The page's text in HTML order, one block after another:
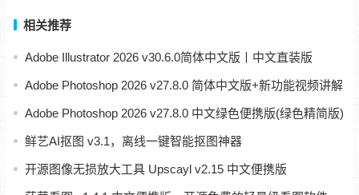
相关推荐
Adobe Illustrator 2026 v30.6.0简体中文版丨中文直装版
Adobe Photoshop 2026 v27.8.0 简体中文版+新功能视频讲解
Adobe Photoshop 2026 v27.8.0 中文绿色便携版(绿色精简版)
鲜艺AI抠图 v3.1，离线一键智能抠图神器
开源图像无损放大工具 Upscayl v2.15 中文便携版